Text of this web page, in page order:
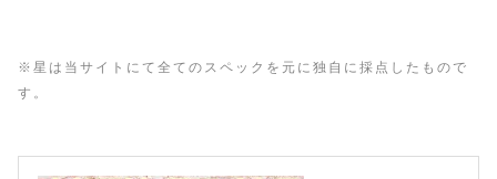
※星は当サイトにて全てのスペックを元に独自に採点したもので
す。